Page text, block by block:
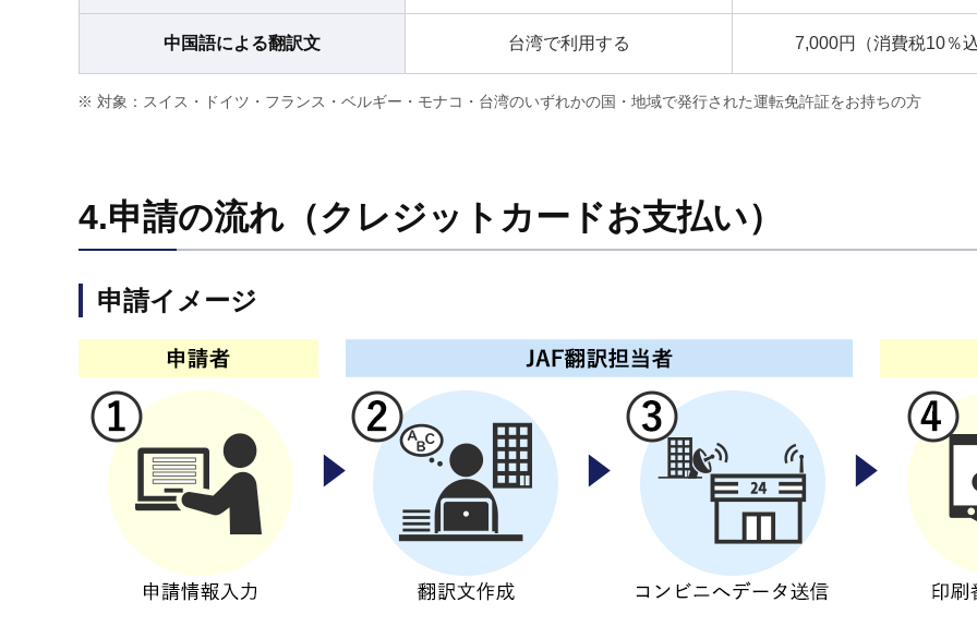
中国語による翻訳文 台湾で利用する 7,000円（消費税10％
対象：スイス・ドイツ・フランス・ベルギー・モナコ・台湾のいずれかの国・地域で発行された運転免許証をお持ちの方
4.申請の流れ（クレジットカードお支払い）
申請イメージ